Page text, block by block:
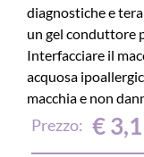
diagnostiche e
un gel conduttore
Interfacciare il
acquosa
macchia e non
Prezzo: €